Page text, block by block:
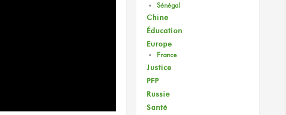
Sénégal
Chine
Éducation
Europe
France
Justice
PFP
Russie
Santé